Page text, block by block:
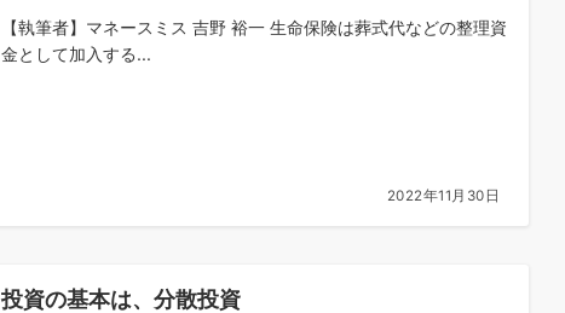
【執筆者】マネースミス 吉野 裕一 生命保険は葬式代などの整理資
金として加入する...
2022年11月30日
投資の基本は、分散投資